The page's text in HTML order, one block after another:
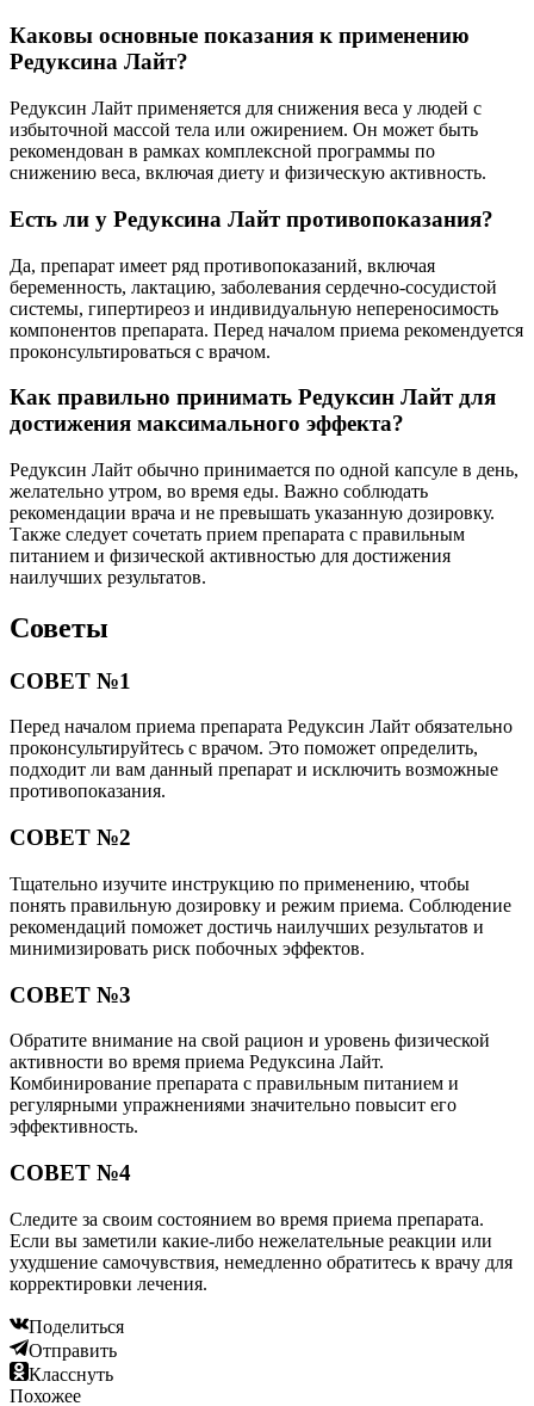
Каковы основные показания к применению
Редуксина Лайт?
Редуксин Лайт применяется для снижения веса у людей с
избыточной массой тела или ожирением. Он может быть
рекомендован в рамках комплексной программы по
снижению веса, включая диету и физическую активность.
Есть ли у Редуксина Лайт противопоказания?
Да, препарат имеет ряд противопоказаний, включая
беременность, лактацию, заболевания сердечно-сосудистой
системы, гипертиреоз и индивидуальную непереносимость
компонентов препарата. Перед началом приема рекомендуется
проконсультироваться с врачом.
Как правильно принимать Редуксин Лайт для
достижения максимального эффекта?
Редуксин Лайт обычно принимается по одной капсуле в день,
желательно утром, во время еды. Важно соблюдать
рекомендации врача и не превышать указанную дозировку.
Также следует сочетать прием препарата с правильным
питанием и физической активностью для достижения
наилучших результатов.
Советы
СОВЕТ №1
Перед началом приема препарата Редуксин Лайт обязательно
проконсультируйтесь с врачом. Это поможет определить,
подходит ли вам данный препарат и исключить возможные
противопоказания.
СОВЕТ №2
Тщательно изучите инструкцию по применению, чтобы
понять правильную дозировку и режим приема. Соблюдение
рекомендаций поможет достичь наилучших результатов и
минимизировать риск побочных эффектов.
СОВЕТ №3
Обратите внимание на свой рацион и уровень физической
активности во время приема Редуксина Лайт.
Комбинирование препарата с правильным питанием и
регулярными упражнениями значительно повысит его
эффективность.
СОВЕТ №4
Следите за своим состоянием во время приема препарата.
Если вы заметили какие-либо нежелательные реакции или
ухудшение самочувствия, немедленно обратитесь к врачу для
корректировки лечения.
Поделиться
Отправить
Класснуть
Похожее